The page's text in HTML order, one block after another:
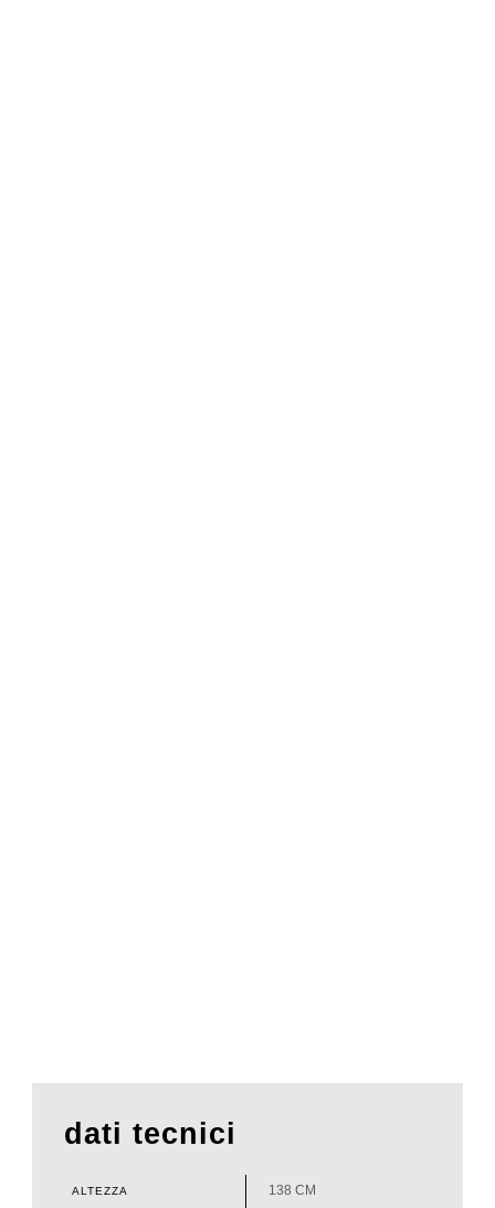
dati tecnici
ALTEZZA 138 CM